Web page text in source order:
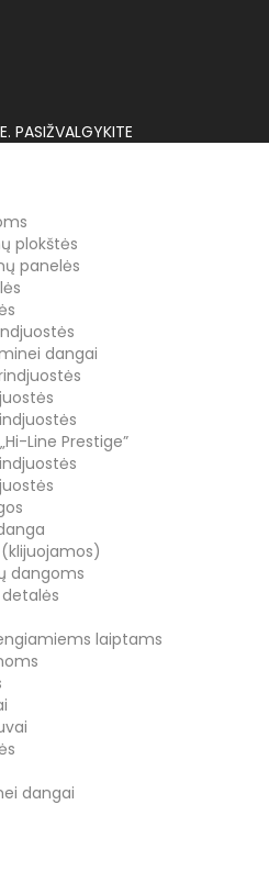
PASIŽVALGYKITE
plokštės
panelės
dangai
Line Prestige”
dangoms
laiptams
dangai